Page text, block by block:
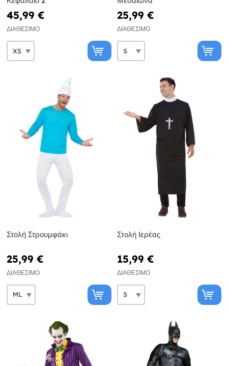
45,99 €
ΔΙΑΘΈΣΙΜΟ
25,99 €
ΔΙΑΘΈΣΙΜΟ
Στολή Στρουμφάκι
25,99 €
ΔΙΑΘΈΣΙΜΟ
Στολή Ιερέας
15,99 €
ΔΙΑΘΈΣΙΜΟ